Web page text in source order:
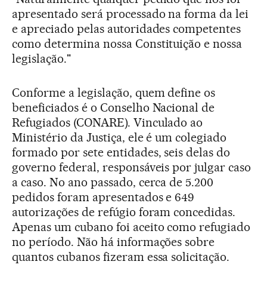
apresentado será processado na forma da lei
e apreciado pelas autoridades competentes
como determina nossa Constituição e nossa
legislação."
Conforme a legislação, quem define os
beneficiados é o Conselho Nacional de
Refugiados (CONARE). Vinculado ao
Ministério da Justiça, ele é um colegiado
formado por sete entidades, seis delas do
governo federal, responsáveis por julgar caso
a caso. No ano passado, cerca de 5.200
pedidos foram apresentados e 649
autorizações de refúgio foram concedidas.
Apenas um cubano foi aceito como refugiado
no período. Não há informações sobre
quantos cubanos fizeram essa solicitação.